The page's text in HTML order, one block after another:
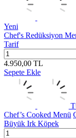
Yeni
Chef's Redüksiyon
Tarif
4.950,00 TL
Sepete Ekle
Chef’s Cooked Menü
Büyük Irk Köpek